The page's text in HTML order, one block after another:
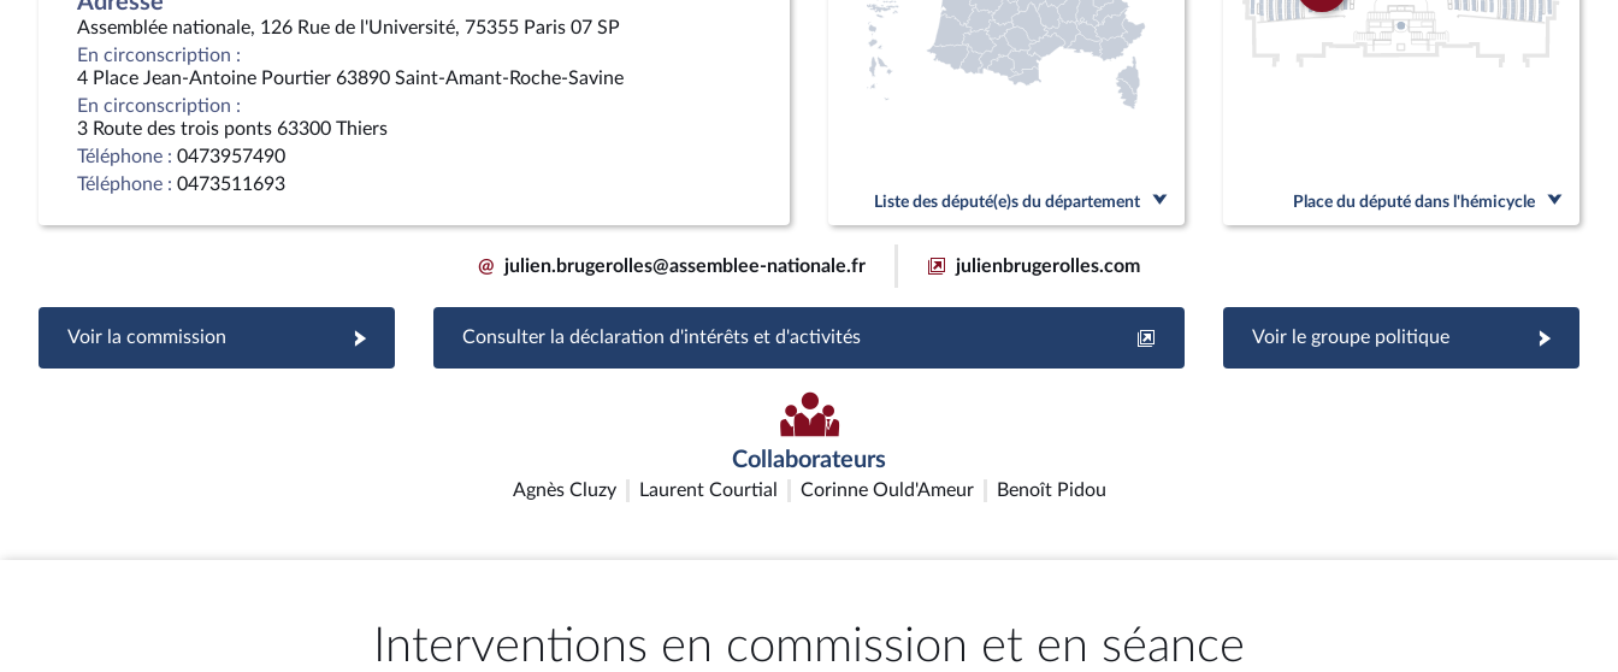
Assemblée nationale, 126 Rue de l'Université, 75355 Paris 07 SP
En circonscription :
4 Place Jean-Antoine Pourtier 63890 Saint-Amant-Roche-Savine
En circonscription :
3 Route des trois ponts 63300 Thiers
Téléphone : 0473957490
Téléphone : 0473511693
Liste des député(e)s du département Place du député dans l'hémicycle
@ julien.brugerolles@assemblee-nationale.fr julienbrugerolles.com
Voir la commission Consulter la déclaration d'intérêts et d'activités Voir le groupe politique
Collaborateurs
Agnès Cluzy Laurent Courtial Corinne Ould'Ameur Benoît Pidou
Interventions en commission et en séance